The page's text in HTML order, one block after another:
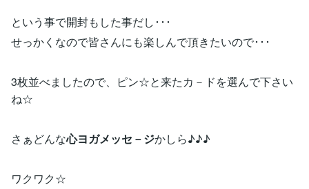
という事で開封もした事だし･･･
せっかくなので皆さんにも楽しんで頂きたいので･･･
3枚並べましたので、ピン☆と来たカ－ドを選んで下さい
ね☆
さぁどんな心ヨガメッセ－ジかしら♪♪♪
ワクワク☆